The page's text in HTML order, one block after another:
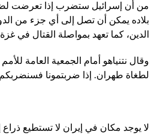
من أن إسرائيل ستضرب إذا تعرضت
بلاده يمكن أن تصل إلى أي جزء من
الدين، كما تعهد بمواصلة القتال في
وقال نتنياهو أمام الجمعية العامة
لطغاة طهران. إذا ضربتمونا
لا يوجد مكان في إيران لا تستطيع